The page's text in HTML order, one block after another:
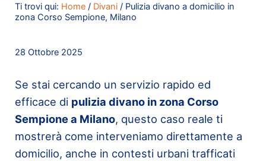
Ti trovi qui: Home / Divani /Pulizia divano a domicilio in
zona Corso Sempione, Milano
28 Ottobre 2025
Se stai cercando un servizio rapido ed
efficace di pulizia divano in zona Corso
Sempione a Milano, questo caso reale ti
mostrerà come interveniamo direttamente a
domicilio, anche in contesti urbani trafficati